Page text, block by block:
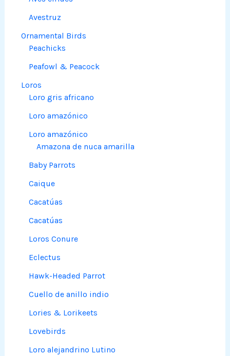
Avestruz
Ornamental Birds
Peachicks
Peafowl & Peacock
Loros
Loro gris africano
Loro amazónico
Loro amazónico
Amazona de nuca amarilla
Baby Parrots
Caique
Cacatúas
Cacatúas
Loros Conure
Eclectus
Hawk-Headed Parrot
Cuello de anillo indio
Lories & Lorikeets
Lovebirds
Loro alejandrino Lutino